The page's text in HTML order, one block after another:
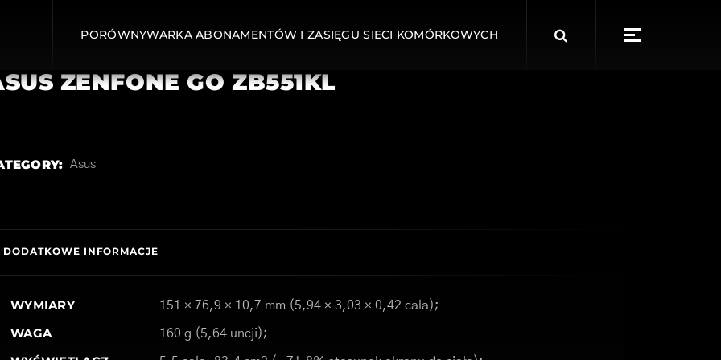
PORÓWNYWARKA ABONAMENTÓW I ZASIĘGU SIECI KOMÓRKOWYCH
for:
ZENFONE GO ZB551KL
Asus
DODATKOWE INFORMACJE
WYMIARY 151 × 76,9 × 10,7 mm (5,94 × 3,03 × 0,42 cala);
WAGA 160 g (5,64 uncji);